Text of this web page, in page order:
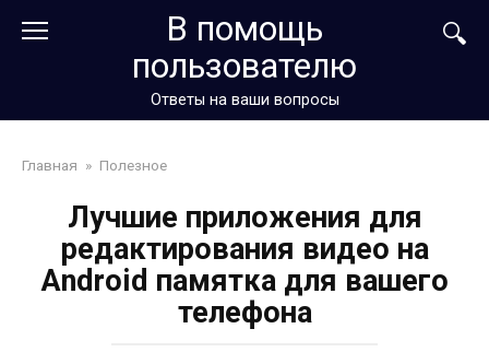
В помощь
пользователю
Ответы на ваши вопросы
Главная » Полезное
Лучшие приложения для
редактирования видео на
Android памятка для вашего
телефона